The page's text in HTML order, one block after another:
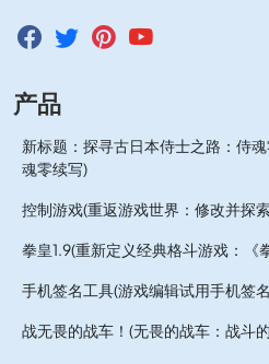
产品
新标题：探寻古日本侍士之路：侍
魂零续写)
控制游戏(重返游戏世界：修改并探
拳皇1.9(重新定义经典格斗游戏：《
手机签名工具(游戏编辑试用手机签
战无畏的战车！(无畏的战车：战斗